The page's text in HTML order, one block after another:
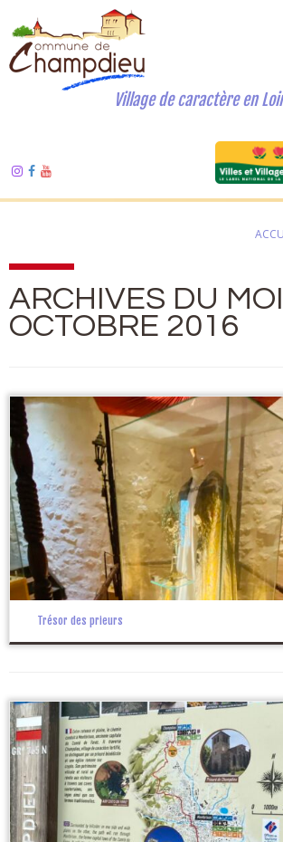
Village de caractère en
ARCHIVES DU
OCTOBRE 2016
Trésor des prieurs